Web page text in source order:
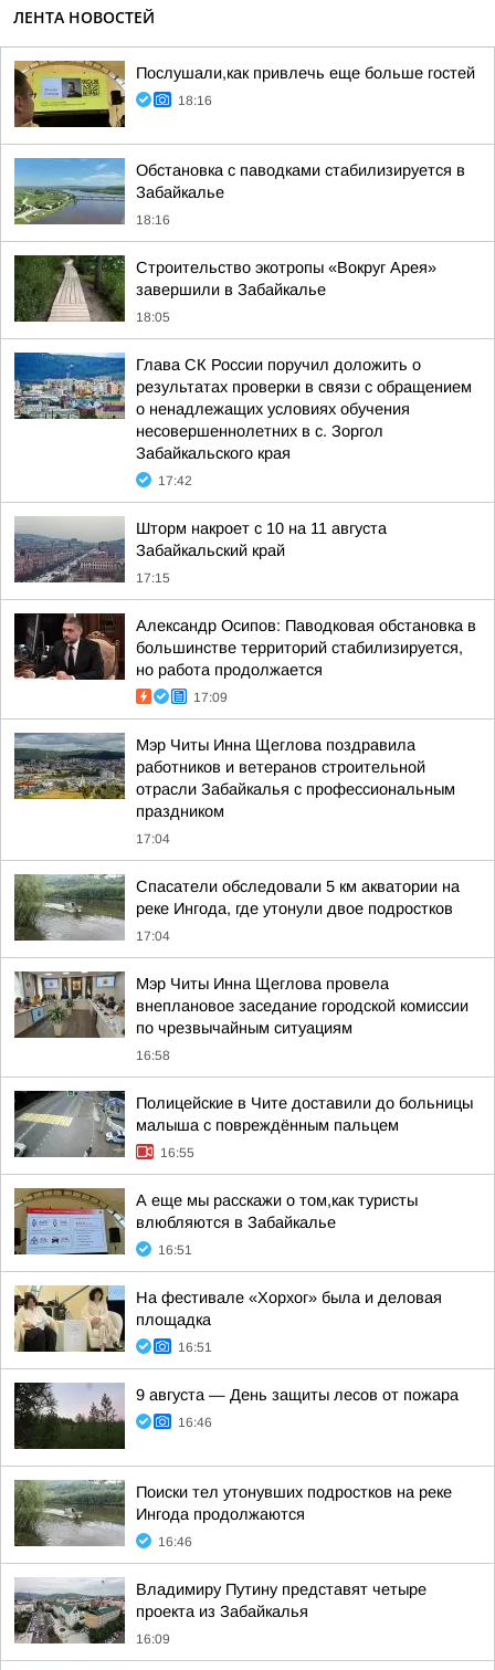
ЛЕНТА НОВОСТЕЙ
Послушали,как привлечь еще больше гостей
18:16
Обстановка с паводками стабилизируется в
Забайкалье
18:16
Строительство экотропы «Вокруг Арея»
завершили в Забайкалье
18:05
Глава СК России поручил доложить о
результатах проверки в связи с обращением
о ненадлежащих условиях обучения
несовершеннолетних в с. Зоргол
Забайкальского края
17:42
Шторм накроет с 10 на 11 августа
Забайкальский край
17:15
Александр Осипов: Паводковая обстановка в
большинстве территорий стабилизируется,
но работа продолжается
17:09
Мэр Читы Инна Щеглова поздравила
работников и ветеранов строительной
отрасли Забайкалья с профессиональным
праздником
17:04
Спасатели обследовали 5 км акватории на
реке Ингода, где утонули двое подростков
17:04
Мэр Читы Инна Щеглова провела
внеплановое заседание городской комиссии
по чрезвычайным ситуациям
16:58
Полицейские в Чите доставили до больницы
малыша с повреждённым пальцем
16:55
А еще мы расскажи о том,как туристы
влюбляются в Забайкалье
16:51
На фестивале «Хорхог» была и деловая
площадка
16:51
9 августа — День защиты лесов от пожара
16:46
Поиски тел утонувших подростков на реке
Ингода продолжаются
16:46
Владимиру Путину представят четыре
проекта из Забайкалья
16:09